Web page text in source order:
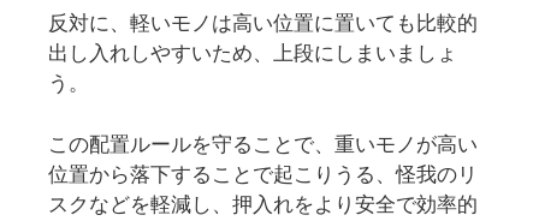
反対に、軽いモノは高い位置に置いても比較的
出し入れしやすいため、上段にしまいましょ
う。
この配置ルールを守ることで、重いモノが高い
位置から落下することで起こりうる、怪我のリ
スクなどを軽減し、押入れをより安全で効率的